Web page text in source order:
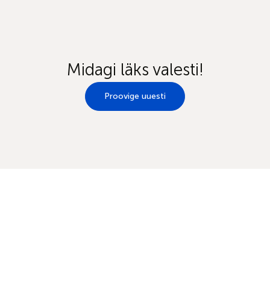
Midagi läks valesti!
Proovige uuesti